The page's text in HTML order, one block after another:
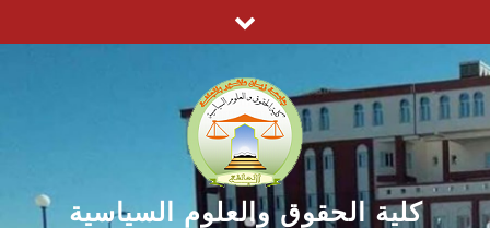
to
content
كلية الحقوق والعلوم السياسية